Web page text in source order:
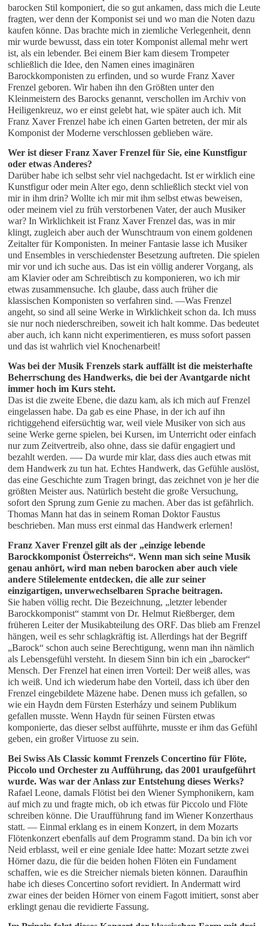
barocken Stil komponiert, die so gut ankamen, dass mich die Leute
fragten, wer denn der Komponist sei und wo man die Noten dazu
kaufen könne. Das brachte mich in ziemliche Verlegenheit, denn
mir wurde bewusst, dass ein toter Komponist allemal mehr wert
ist, als ein lebender. Bei einem Bier kam diesem Trompeter
schließlich die Idee, den Namen eines imaginären
Barockkomponisten zu erfinden, und so wurde Franz Xaver
Frenzel geboren. Wir haben ihn den Größten unter den
Kleinmeistern des Barocks genannt, verschollen im Archiv von
Heiligenkreuz, wo er einst gelebt hat, wie später auch ich. Mit
Franz Xaver Frenzel habe ich einen Garten betreten, der mir als
Komponist der Moderne verschlossen geblieben wäre.
Wer ist dieser Franz Xaver Frenzel für Sie, eine Kunstfigur
oder etwas Anderes?
Darüber habe ich selbst sehr viel nachgedacht. Ist er wirklich eine
Kunstfigur oder mein Alter ego, denn schließlich steckt viel von
mir in ihm drin? Wollte ich mir mit ihm selbst etwas beweisen,
oder meinem viel zu früh verstorbenen Vater, der auch Musiker
war? In Wirklichkeit ist Franz Xaver Frenzel das, was in mir
klingt, zugleich aber auch der Wunschtraum von einem goldenen
Zeitalter für Komponisten. In meiner Fantasie lasse ich Musiker
und Ensembles in verschiedenster Besetzung auftreten. Die spielen
mir vor und ich suche aus. Das ist ein völlig anderer Vorgang, als
am Klavier oder am Schreibtisch zu komponieren, wo ich mir
etwas zusammensuche. Ich glaube, dass auch früher die
klassischen Komponisten so verfahren sind. —Was Frenzel
angeht, so sind all seine Werke in Wirklichkeit schon da. Ich muss
sie nur noch niederschreiben, soweit ich halt komme. Das bedeutet
aber auch, ich kann nicht experimentieren, es muss sofort passen
und das ist wahrlich viel Knochenarbeit!
Was bei der Musik Frenzels stark auffällt ist die meisterhafte
Beherrschung des Handwerks, die bei der Avantgarde nicht
immer hoch im Kurs steht.
Das ist die zweite Ebene, die dazu kam, als ich mich auf Frenzel
eingelassen habe. Da gab es eine Phase, in der ich auf ihn
richtiggehend eifersüchtig war, weil viele Musiker von sich aus
seine Werke gerne spielen, bei Kursen, im Unterricht oder einfach
nur zum Zeitvertreib, also ohne, dass sie dafür engagiert und
bezahlt werden. —- Da wurde mir klar, dass dies auch etwas mit
dem Handwerk zu tun hat. Echtes Handwerk, das Gefühle auslöst,
das eine Geschichte zum Tragen bringt, das zeichnet von je her die
größten Meister aus. Natürlich besteht die große Versuchung,
sofort den Sprung zum Genie zu machen. Aber das ist gefährlich.
Thomas Mann hat das in seinem Roman Doktor Faustus
beschrieben. Man muss erst einmal das Handwerk erlernen!
Franz Xaver Frenzel gilt als der „einzige lebende
Barockkomponist Österreichs“. Wenn man sich seine Musik
genau anhört, wird man neben barocken aber auch viele
andere Stilelemente entdecken, die alle zur seiner
einzigartigen, unverwechselbaren Sprache beitragen.
Sie haben völlig recht. Die Bezeichnung, „letzter lebender
Barockkomponist“ stammt von Dr. Helmut Rießberger, dem
früheren Leiter der Musikabteilung des ORF. Das blieb am Frenzel
hängen, weil es sehr schlagkräftig ist. Allerdings hat der Begriff
„Barock“ schon auch seine Berechtigung, wenn man ihn nämlich
als Lebensgefühl versteht. In diesem Sinn bin ich ein „barocker“
Mensch. Der Frenzel hat einen irren Vorteil: Der weiß alles, was
ich weiß. Und ich wiederum habe den Vorteil, dass ich über den
Frenzel eingebildete Mäzene habe. Denen muss ich gefallen, so
wie ein Haydn dem Fürsten Esterházy und seinem Publikum
gefallen musste. Wenn Haydn für seinen Fürsten etwas
komponierte, das dieser selbst aufführte, musste er ihm das Gefühl
geben, ein großer Virtuose zu sein.
Bei Swiss Als Classic kommt Frenzels Concertino für Flöte,
Piccolo und Orchester zu Aufführung, das 2001 uraufgeführt
wurde. Was war der Anlass zur Entstehung dieses Werks?
Rafael Leone, damals Flötist bei den Wiener Symphonikern, kam
auf mich zu und fragte mich, ob ich etwas für Piccolo und Flöte
schreiben könne. Die Uraufführung fand im Wiener Konzerthaus
statt. — Einmal erklang es in einem Konzert, in dem Mozarts
Flötenkonzert ebenfalls auf dem Programm stand. Da bin ich vor
Neid erblasst, weil er eine geniale Idee hatte: Mozart setzte zwei
Hörner dazu, die für die beiden hohen Flöten ein Fundament
schaffen, wie es die Streicher niemals bieten können. Daraufhin
habe ich dieses Concertino sofort revidiert. In Andermatt wird
zwar eines der beiden Hörner von einem Fagott imitiert, sonst aber
erklingt genau die revidierte Fassung.